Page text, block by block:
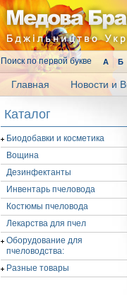
Поиск по первой букве А Б
Главная Новости и
Каталог
Биодобавки и косметика
Вощина
Дезинфектанты
Инвентарь пчеловода
Костюмы пчеловода
Лекарства для пчел
Оборудование для
пчеловодства:
Разные товары